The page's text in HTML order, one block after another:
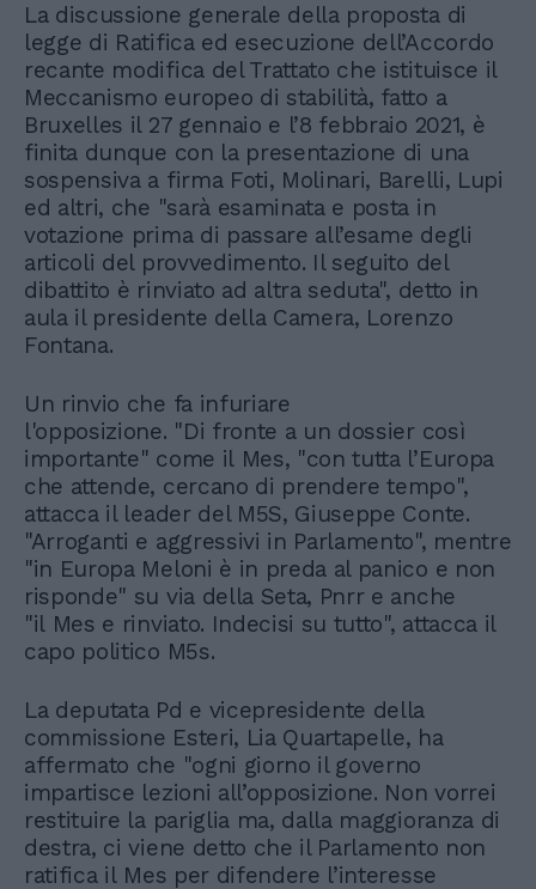
La discussione generale della proposta di
legge di Ratifica ed esecuzione dell’Accordo
recante modifica del Trattato che istituisce il
Meccanismo europeo di stabilità, fatto a
Bruxelles il 27 gennaio e l’8 febbraio 2021, è
finita dunque con la presentazione di una
sospensiva a firma Foti, Molinari, Barelli, Lupi
ed altri, che "sarà esaminata e posta in
votazione prima di passare all’esame degli
articoli del provvedimento. Il seguito del
dibattito è rinviato ad altra seduta", detto in
aula il presidente della Camera, Lorenzo
Fontana.
Un rinvio che fa infuriare
l'opposizione. "Di fronte a un dossier così
importante" come il Mes, "con tutta l’Europa
che attende, cercano di prendere tempo",
attacca il leader del M5S, Giuseppe Conte.
"Arroganti e aggressivi in Parlamento", mentre
"in Europa Meloni è in preda al panico e non
risponde" su via della Seta, Pnrr e anche
"il Mes e rinviato. Indecisi su tutto", attacca il
capo politico M5s.
La deputata Pd e vicepresidente della
commissione Esteri, Lia Quartapelle, ha
affermato che "ogni giorno il governo
impartisce lezioni all’opposizione. Non vorrei
restituire la pariglia ma, dalla maggioranza di
destra, ci viene detto che il Parlamento non
ratifica il Mes per difendere l’interesse